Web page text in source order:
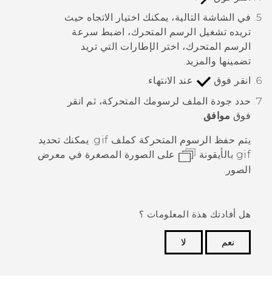
في الشاشة التالية، يمكنك اختيار الاتجاه حيث
تريده تشغيل الرسم المتحرك، اضبط سرعة
الرسم المتحرك، اختر الإطارات التي تريد
تضمينها والمزيد.
انقر فوق
عند الانتهاء.
حدد جودة الملف لرسومك المتحركة، ثم انقر
فوق موافق
يتم حفظ الرسوم المتحركة كملف gif. يمكنك تحديد
gif بالأيقونة
على الصورة المصغرة في معرض
الصور .
هل أفادتك هذة المعلومات ؟
نعم
لا